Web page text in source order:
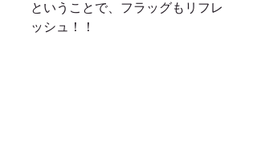
ということで、フラッグもリフレ
ッシュ！！